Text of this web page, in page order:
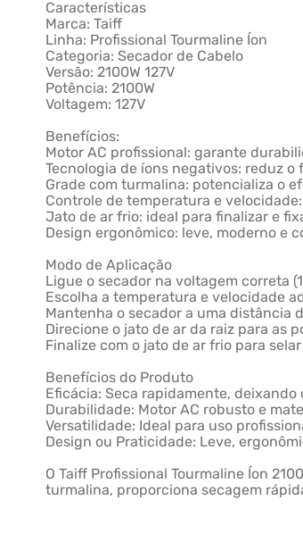
Características
Marca: Taiff
Linha: Profissional Tourmaline Íon
Categoria: Secador de Cabelo
Versão: 2100W 127V
Potência: 2100W
Voltagem: 127V
Benefícios:
Motor AC profissional: garante
Tecnologia de íons negativos: reduz
Grade com turmalina: potencializa o
Controle de temperatura e
Jato de ar frio: ideal para finalizar e
Design ergonômico: leve, moderno e
Modo de Aplicação
Ligue o secador na voltagem correta
Escolha a temperatura e velocidade
Mantenha o secador a uma distância
Direcione o jato de ar da raiz para as
Finalize com o jato de ar frio para
Benefícios do Produto
Eficácia: Seca rapidamente,
Durabilidade: Motor AC robusto e
Versatilidade: Ideal para uso
Design ou Praticidade: Leve,
O Taiff Profissional Tourmaline Íon
turmalina, proporciona secagem